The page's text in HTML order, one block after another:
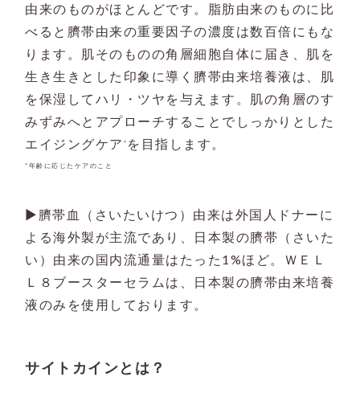
由来のものがほとんどです。脂肪由来のものに比
べると臍帯由来の重要因子の濃度は数百倍にもな
ります。肌そのものの角層細胞自体に届き、肌を
生き生きとした印象に導く臍帯由来培養液は、肌
を保湿してハリ・ツヤを与えます。肌の角層のす
みずみへとアプローチすることでしっかりとした
エイジングケア * を目指します。
*年齢に応じたケアのこと
▶︎臍帯血（さいたいけつ）由来は外国人ドナーに
よる海外製が主流であり、日本製の臍帯（さいた
い）由来の国内流通量はたった1%ほど。ＷＥＬ
Ｌ８ブースターセラムは、日本製の臍帯由来培養
液のみを使用しております。
サイトカインとは？